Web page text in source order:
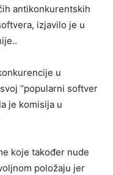
antikonkurentskih
izjavilo je u
u
“popularni softver
je komisija u
koje također nude
položaju jer